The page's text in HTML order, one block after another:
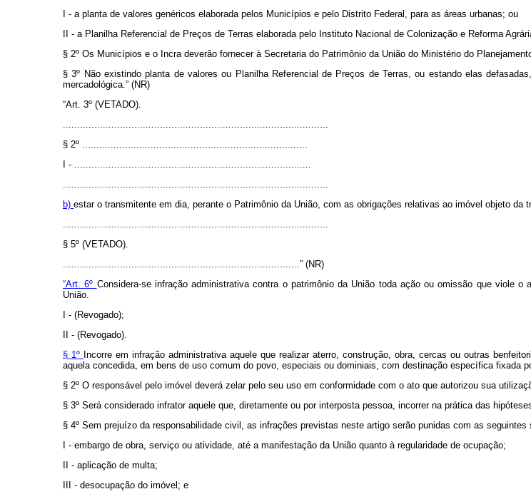
I - a planta de valores genéricos elaborada pelos Municípios e pelo Distrito Federal, para as áreas urbanas; ou
II - a Planilha Referencial de Preços de Terras elaborada pelo Instituto Nacional de Colonização e Reforma
§ 2º Os Municípios e o Incra deverão fornecer à Secretaria do Patrimônio da União do Ministério do
§ 3º Não existindo planta de valores ou Planilha Referencial de Preços de Terras, ou estando elas
mercadológica.” (NR)
“Art. 3º (VETADO).
.............................................................................................
§ 2º ...............................................................................
I - ...................................................................................
.............................................................................................
b) estar o transmitente em dia, perante o Patrimônio da União, com as obrigações relativas ao imóvel objeto da
.............................................................................................
§ 5º (VETADO).
...................................................................................” (NR)
“Art. 6º Considera-se infração administrativa contra o patrimônio da União toda ação ou omissão que viole
União.
I - (Revogado);
II - (Revogado).
§ 1º Incorre em infração administrativa aquele que realizar aterro, construção, obra, cercas ou outras
aquela concedida, em bens de uso comum do povo, especiais ou dominiais, com destinação específica fixada
§ 2º O responsável pelo imóvel deverá zelar pelo seu uso em conformidade com o ato que autorizou sua
§ 3º Será considerado infrator aquele que, diretamente ou por interposta pessoa, incorrer na prática das
§ 4º Sem prejuízo da responsabilidade civil, as infrações previstas neste artigo serão punidas com as seguintes
I - embargo de obra, serviço ou atividade, até a manifestação da União quanto à regularidade de ocupação;
II - aplicação de multa;
III - desocupação do imóvel; e